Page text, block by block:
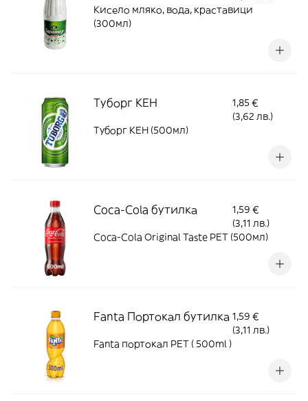
Кисело мляко, вода, краставици
(300мл)
Туборг КЕН
1,85 €
(3,62 лв.)
Туборг КЕН (500мл)
Coca-Cola бутилка
1,59 €
(3,11 лв.)
Coca-Cola Original Taste PET (500мл)
Fanta Портокал бутилка 1,59 €
(3,11 лв.)
Fanta портокал PET ( 500ml )